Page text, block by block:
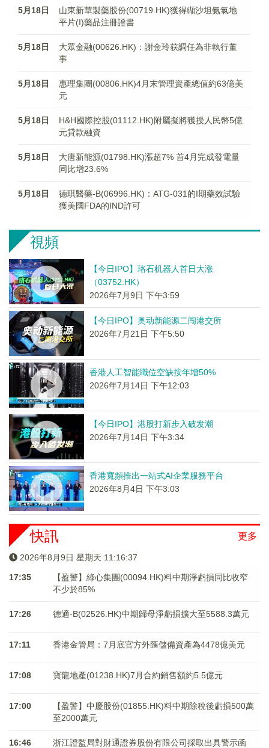
5月18日
山東新華製藥股份(00719.HK)獲得纈沙坦氨氯地
平片(I)藥品注冊證書
5月18日
大眾金融(00626.HK)：謝金玲获調任為非執行董
事
5月18日
惠理集團(00806.HK)4月末管理資產總值約63億美
元
5月18日
H&H國際控股(01112.HK)附屬擬將獲授人民幣5億
元貸款融資
5月18日
大唐新能源(01798.HK)漲超7% 首4月完成發電量
同比增23.6%
5月18日
德琪醫藥-B(06996.HK)：ATG-031的I期藥效試驗
獲美國FDA的IND許可
視頻
【今日IPO】珞石机器人首日大涨
（03752.HK）
2026年7月9日 下午3:59
【今日IPO】奥动新能源二闯港交所
2026年7月21日 下午5:50
香港人工智能職位空缺按年增50%
2026年7月14日 下午12:03
【今日IPO】港股打新步入破发潮
2026年7月14日 下午3:34
香港寬頻推出一站式AI企業服務平台
2026年8月4日 下午3:03
更多
快訊
2026年8月9日 星期天 11:16:37
17:35
【盈警】綠心集團(00094.HK)料中期淨虧損同比收窄
不少於85%
17:26 德適-B(02526.HK)中期歸母淨虧損擴大至5588.3萬元
17:11 香港金管局：7月底官方外匯儲備資產為4478億美元
17:08 寶龍地產(01238.HK)7月合約銷售額約5.5億元
17:00
【盈警】中慶股份(01855.HK)料中期除稅後虧損500萬
至2000萬元
16:46
浙江證監局對財通證券股份有限公司採取出具警示函